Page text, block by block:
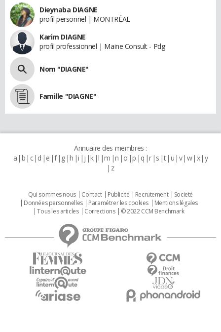
Dieynaba DIAGNE
profil personnel | MONTRÉAL
Karim DIAGNE
profil professionnel | Maine Consult - Pdg
Nom "DIAGNE"
Famille "DIAGNE"
Annuaire des membres :
a b c d e f g h i j k l m n o p q r s t u v w x y
z
Qui sommes nous Contact Publicité Recrutement
Societé
Données personnelles
Paramétrer les cookies
Mentions légales
Tous les articles
Corrections © 2022 CCM Benchmark